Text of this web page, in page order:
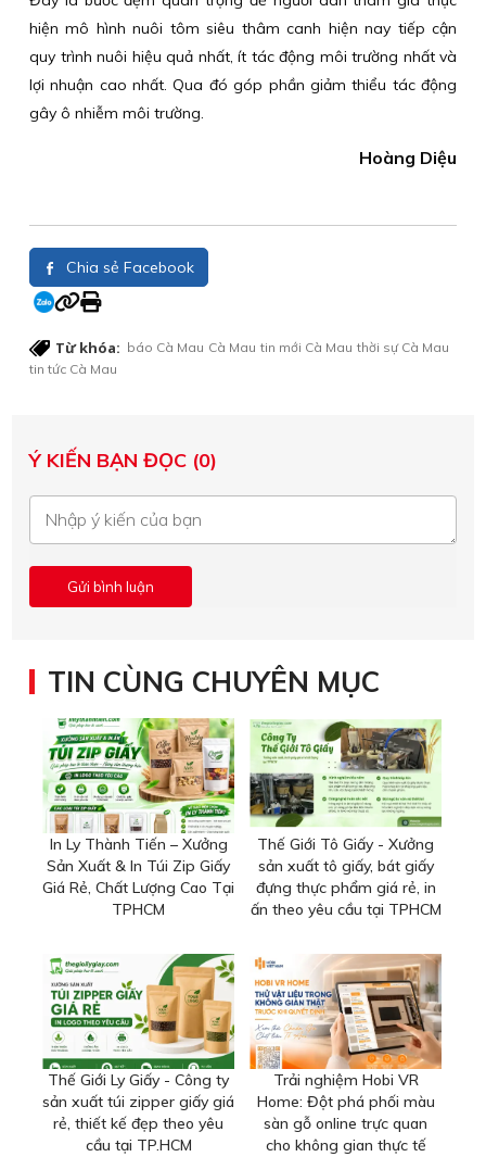
hiện mô hình nuôi tôm siêu thâm canh hiện nay tiếp cận
quy trình nuôi hiệu quả nhất, ít tác động môi trường nhất và
lợi nhuận cao nhất. Qua đó góp phần giảm thiểu tác động
gây ô nhiễm môi trường.
Hoàng Diệu
Chia sẻ Facebook
Từ khóa: báo Cà Mau Cà Mau tin mới Cà Mau thời sự Cà Mau
tin tức Cà Mau
Ý KIẾN BẠN ĐỌC (0)
TIN CÙNG CHUYÊN MỤC
In Ly Thành Tiến – Xưởng
Sản Xuất & In Túi Zip Giấy
Giá Rẻ, Chất Lượng Cao Tại
TPHCM
Thế Giới Tô Giấy - Xưởng
sản xuất tô giấy, bát giấy
đựng thực phẩm giá rẻ, in
ấn theo yêu cầu tại TPHCM
Thế Giới Ly Giấy - Công ty
sản xuất túi zipper giấy giá
rẻ, thiết kế đẹp theo yêu
cầu tại TP.HCM
Trải nghiệm Hobi VR
Home: Đột phá phối màu
sàn gỗ online trực quan
cho không gian thực tế